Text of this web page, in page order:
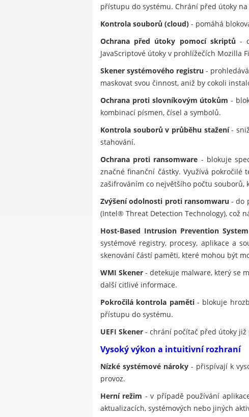
přístupu do systému. Chrání před útoky na
Kontrola souborů (cloud) - pomáhá
Ochrana před útoky pomocí skriptů -
JavaScriptové útoky v prohlížečích Mozilla
Skener systémového registru -
maskovat svou činnost, aniž by cokoli
Ochrana proti slovníkovým útokům -
kombinací písmen, čísel a symbolů.
Kontrola souborů v průběhu stažení-
stahování.
Ochrana proti ransomware - blokuje
značné finanční částky. Využívá
zašifrováním co největšího počtu
Zvýšení odolnosti proti ransomwaru - do
(Intel® Threat Detection Technology), což
Host-Based Intrusion Prevention
systémové registry, procesy, aplikace a
skenování částí paměti, které mohou být
WMI Skener - detekuje malware, který se
další citlivé informace.
Pokročilá kontrola paměti- blokuje
přístupu do systému.
UEFI Skener - chrání počítač před útoky již
Vysoký výkon a intuitivní rozhraní
Nízké systémové nároky- přispívají k
provoz.
Herní režim - v případě používání
aktualizacích, systémových nebo jiných